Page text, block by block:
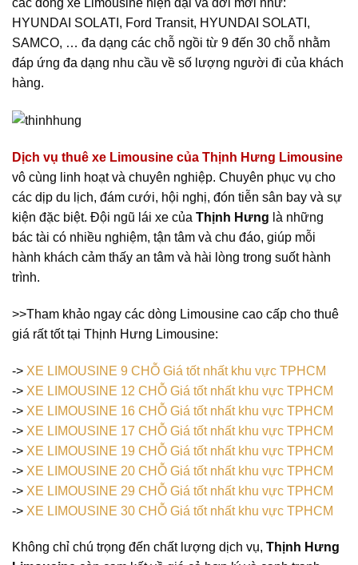
các dòng xe Limousine hiện đại và đời mới như:
HYUNDAI SOLATI, Ford Transit, HYUNDAI SOLATI,
SAMCO, … đa dạng các chỗ ngồi từ 9 đến 30 chỗ nhằm
đáp ứng đa dạng nhu cầu về số lượng người đi của khách
hàng.
Dịch vụ thuê xe Limousine của Thịnh Hưng Limousine
vô cùng linh hoạt và chuyên nghiệp. Chuyên phục vụ cho
các dịp du lịch, đám cưới, hội nghị, đón tiễn sân bay và sự
kiện đặc biệt. Đội ngũ lái xe của Thịnh Hưng là những
bác tài có nhiều nghiệm, tận tâm và chu đáo, giúp mỗi
hành khách cảm thấy an tâm và hài lòng trong suốt hành
trình.
>>Tham khảo ngay các dòng Limousine cao cấp cho thuê
giá rất tốt tại Thịnh Hưng Limousine:
-> XE LIMOUSINE 9 CHỖ Giá tốt nhất khu vực TPHCM
-> XE LIMOUSINE 12 CHỖ Giá tốt nhất khu vực TPHCM
-> XE LIMOUSINE 16 CHỖ Giá tốt nhất khu vực TPHCM
-> XE LIMOUSINE 17 CHỖ Giá tốt nhất khu vực TPHCM
-> XE LIMOUSINE 19 CHỖ Giá tốt nhất khu vực TPHCM
-> XE LIMOUSINE 20 CHỖ Giá tốt nhất khu vực TPHCM
-> XE LIMOUSINE 29 CHỖ Giá tốt nhất khu vực TPHCM
-> XE LIMOUSINE 30 CHỖ Giá tốt nhất khu vực TPHCM
Không chỉ chú trọng đến chất lượng dịch vụ, Thịnh Hưng